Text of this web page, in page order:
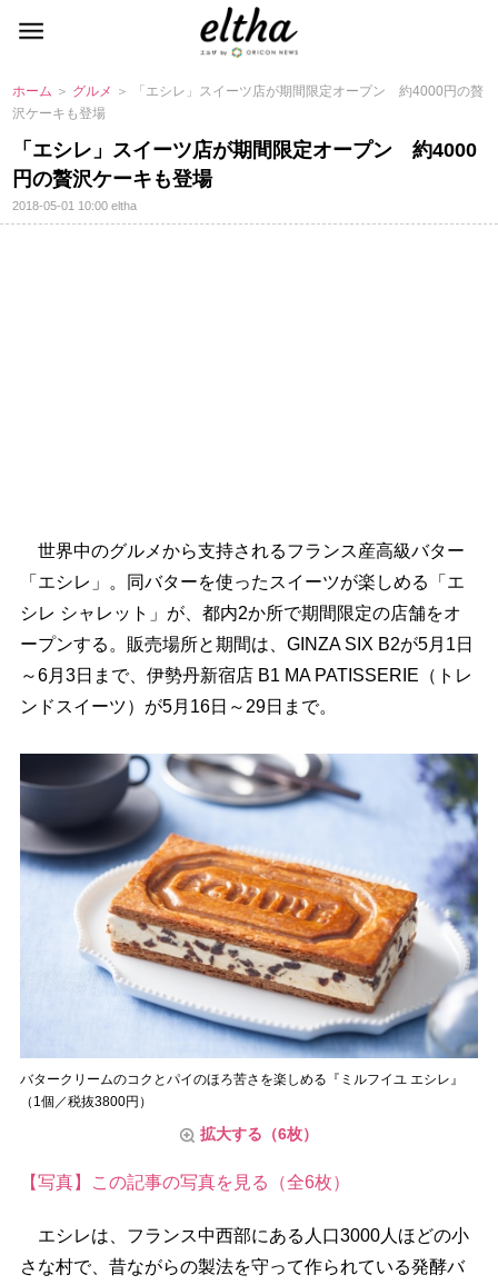
ホーム ＞ グルメ ＞ 「エシレ」スイーツ店が期間限定オープン 約4000円の贅
沢ケーキも登場
「エシレ」スイーツ店が期間限定オープン 約4000
円の贅沢ケーキも登場
2018-05-01 10:00eltha
世界中のグルメから支持されるフランス産高級バター
「エシレ」。同バターを使ったスイーツが楽しめる「エ
シレ シャレット」が、都内2か所で期間限定の店舗をオ
ープンする。販売場所と期間は、GINZA SIX B2が5月1日
～6月3日まで、伊勢丹新宿店 B1 MA PATISSERIE（トレ
ンドスイーツ）が5月16日～29日まで。
バタークリームのコクとパイのほろ苦さを楽しめる『ミルフイユ エシレ』
（1個／税抜3800円）
拡大する（6枚）
【写真】この記事の写真を見る（全6枚）
エシレは、フランス中西部にある人口3000人ほどの小
さな村で、昔ながらの製法を守って作られている発酵バ